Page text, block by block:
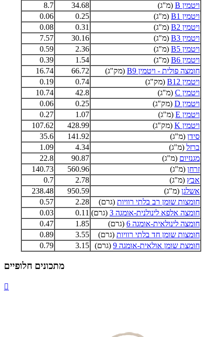
ויטמין B
(מ"ג) 34.68
8.7
ויטמין B1
(מ"ג) 0.25
0.06
ויטמין B2
(מ"ג) 0.31
0.08
ויטמין B3
(מ"ג) 30.16
7.57
ויטמין B5
(מ"ג) 2.36
0.59
ויטמין B6
(מ"ג) 1.54
0.39
חומצה פולית - ויטמין B9
(מק"ג) 66.72
16.74
ויטמין B12
(מק"ג) 0.74
0.19
ויטמין C
(מ"ג) 42.8
10.74
ויטמין D
(מק"ג) 0.25
0.06
ויטמין E
(מ"ג) 1.07
0.27
ויטמין K
(מק"ג) 428.99
107.62
סידן (מ"ג) 141.92
35.6
ברזל (מ"ג) 4.34
1.09
מגנזיום (מ"ג) 90.87
22.8
זרחן (מ"ג) 560.96
140.73
אבץ (מ"ג) 2.78
0.7
אשלגן (מ"ג) 950.59
238.48
חומצות שומן רב בלתי רוויות (גרם) 2.28
0.57
חומצה אלפא לינולנית-אומגה 3
(גרם) 0.11
0.03
חומצה לינולאית-אומגה 6
(גרם) 1.85
0.47
חומצות שומן חד בלתי רוויות (גרם) 3.55
0.89
חומצת שומן אולאית-אומגה 9
(גרם) 3.15
0.79
מתכונים חלופיים
